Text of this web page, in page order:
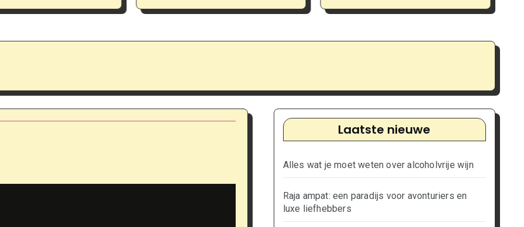
Laatste nieuwe
Alles wat je moet weten over alcoholvrije wijn
Raja ampat: een paradijs voor avonturiers en
luxe liefhebbers